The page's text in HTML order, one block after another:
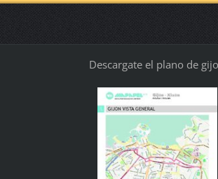
Descargate el plano de